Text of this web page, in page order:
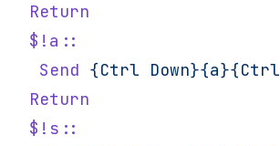
Return
$!a::
Send {Ctrl Down}{a}{Ctrl
Return
$!s::